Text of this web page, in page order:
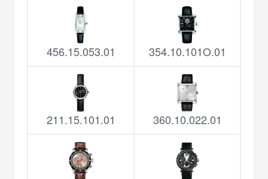
456.15.053.01 354.10.101O.01
211.15.101.01 360.10.022.01